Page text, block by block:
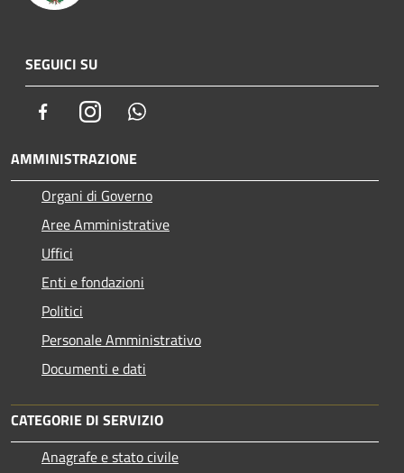
SEGUICI SU
FacebookInstagram
AMMINISTRAZIONE
Organi di Governo
Aree Amministrative
Uffici
Enti e fondazioni
Politici
Personale Amministrativo
Documenti e dati
CATEGORIE DI SERVIZIO
Anagrafe e stato civile